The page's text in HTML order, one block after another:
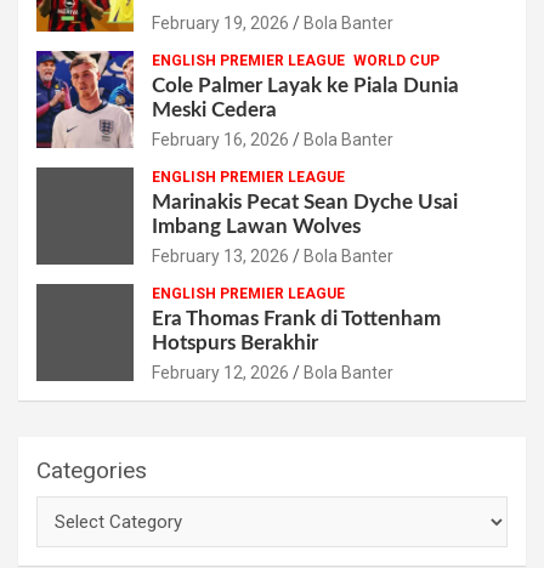
February 19, 2026 Bola Banter
ENGLISH PREMIER LEAGUE WORLD CUP
Cole Palmer Layak ke Piala Dunia
Meski Cedera
February 16, 2026 Bola Banter
ENGLISH PREMIER LEAGUE
Marinakis Pecat Sean Dyche Usai
Imbang Lawan Wolves
February 13, 2026 Bola Banter
ENGLISH PREMIER LEAGUE
Era Thomas Frank di Tottenham
Hotspurs Berakhir
February 12, 2026 Bola Banter
Categories